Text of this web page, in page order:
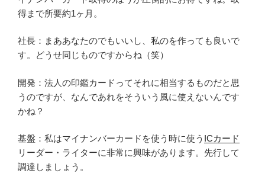
得まで所要約1ヶ月。
社長：まああなたのでもいいし、私のを作っても良いで
す。どうせ同じものですからね（笑）
開発：法人の印鑑カードってそれに相当するものだと思
うのですが、なんであれをそういう風に使えないんです
かね？
基盤：私はマイナンバーカードを使う時に使う ICカード
リーダー・ライターに非常に興味があります。先行して
調達しましょう。